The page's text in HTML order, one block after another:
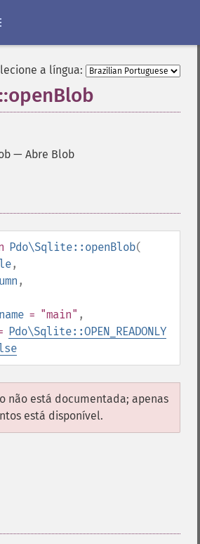
a língua:
— Abre Blob
Pdo\Sqlite::openBlob(
,
,
= "main" ,
Pdo\Sqlite::OPEN_READONLY
não está documentada; apenas
está disponível.